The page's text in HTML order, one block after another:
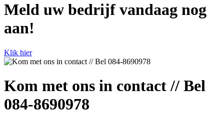
Meld uw bedrijf vandaag nog
aan!
Klik hier
Kom met ons in contact // Bel
084-8690978